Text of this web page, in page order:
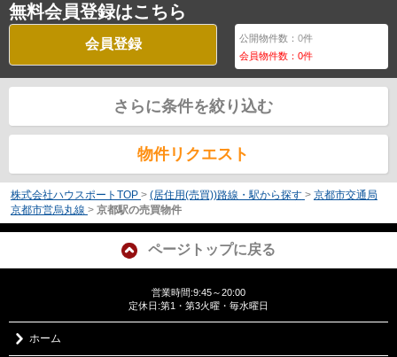
無料会員登録はこちら
会員登録 公開物件数：0件
会員物件数：0件
さらに条件を絞り込む
物件リクエスト
株式会社ハウスポートTOP > (居住用(売買))路線・駅から探す > 京都市交通局
京都市営烏丸線 > 京都駅の売買物件
ページトップに戻る
営業時間:9:45～20:00
定休日:第1・第3火曜・毎水曜日
ホーム